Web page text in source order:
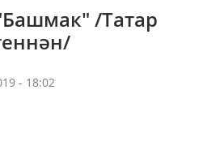
/Татар
- 18:02